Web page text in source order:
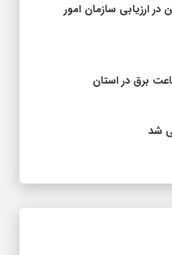
ارزیابی سازمان امور
شد